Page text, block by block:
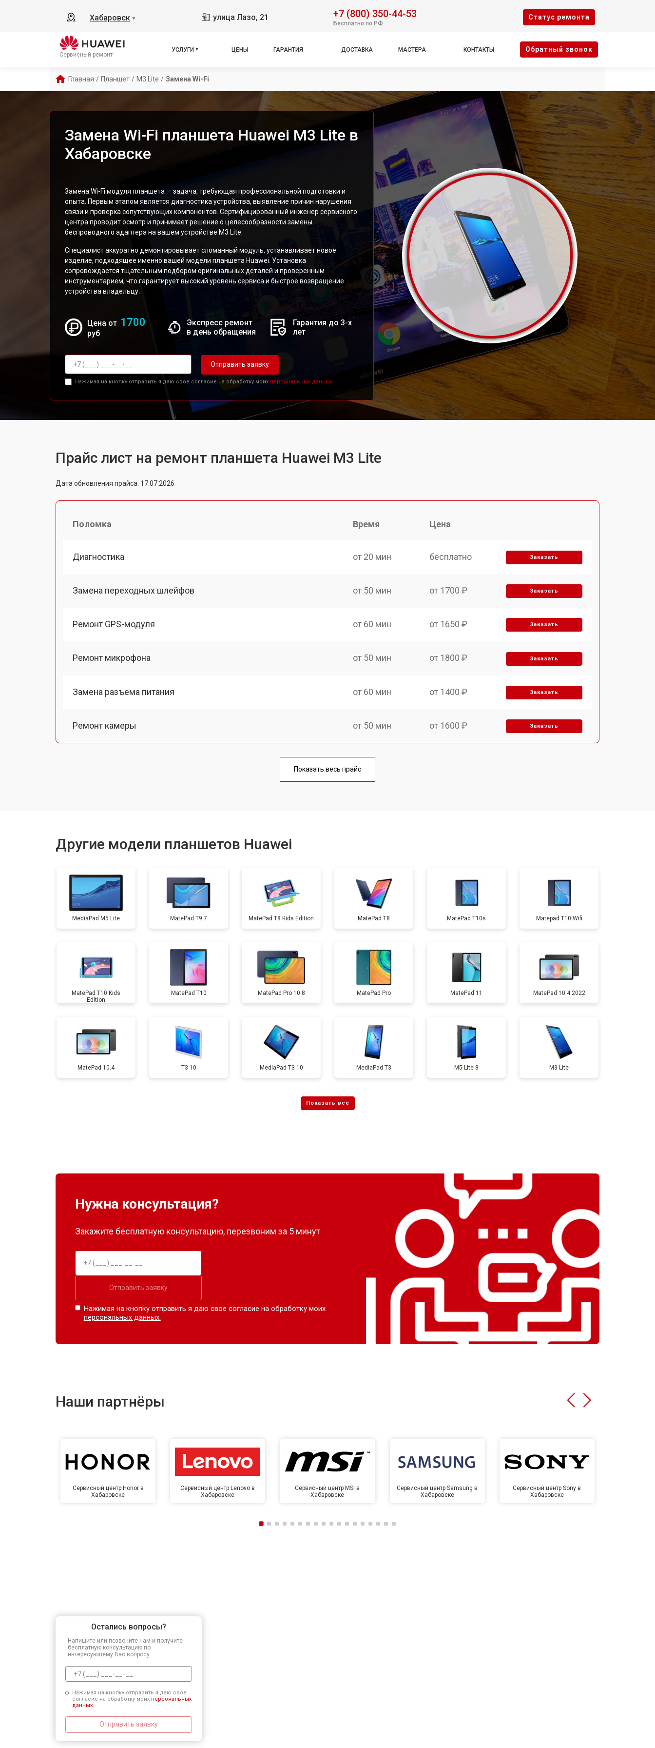
Хабаровск ▼ улица Лазо, 21 +7 (800) 350-44-53
Бесплатно по РФ
Cтатус ремонта
Сервисный ремонт
УСЛУГИ ЦЕНЫ ГАРАНТИЯ ДОСТАВКА МАСТЕРА КОНТАКТЫ Oбратный звонок
Главная / Планшет / M3 Lite / Замена Wi-Fi
Замена Wi-Fi планшета Huawei M3 Lite в
Хабаровске
Замена Wi-Fi модуля планшета — задача, требующая профессиональной подготовки и
опыта. Первым этапом является диагностика устройства, выявление причин нарушения
связи и проверка сопутствующих компонентов. Сертифицированный инженер сервисного
центра проводит осмотр и принимает решение о целесообразности замены
беспроводного адаптера на вашем устройстве M3 Lite.
Специалист аккуратно демонтировывает сломанный модуль, устанавливает новое
изделие, подходящее именно вашей модели планшета Huawei. Установка
сопровождается тщательным подбором оригинальных деталей и проверенным
инструментарием, что гарантирует высокий уровень сервиса и быстрое возвращение
устройства владельцу.
Цена от 1700
руб
Экспресс ремонт
в день обращения
Гарантия до 3-х
лет
Отправить заявку
Нажимая на кнопку отправить я даю свое согласие на обработку моих персональных данных.
Прайс лист на ремонт планшета Huawei M3 Lite
Дата обновления прайса: 17.07.2026
Поломка Время Цена
Диагностика от 20 мин бесплатно Заказать
Замена переходных шлейфов от 50 мин от 1700 ₽ Заказать
Ремонт GPS-модуля от 60 мин от 1650 ₽ Заказать
Ремонт микрофона от 50 мин от 1800 ₽ Заказать
Замена разъема питания от 60 мин от 1400 ₽ Заказать
Ремонт камеры от 50 мин от 1600 ₽ Заказать
от 70 мин
Замена дисплея (экрана) от 90 мин от 3200 ₽ Заказать
Замена аккумулятора от 50 мин от 1500 ₽ Заказать
Замена материнской платы от 60 мин от 3200 ₽ Заказать
Замена кнопок от 70 мин от 1750 ₽ Заказать
Показать весь прайс
Другие модели планшетов Huawei
MediaPad M5 Lite MatePad T9.7 MatePad T8 Kids Edition MatePad T8 MatePad T10s Matepad T10 Wifi
MatePad T10 Kids
Edition
MatePad T10 MatePad Pro 10.8 MatePad Pro MatePad 11 MatePad 10.4 2022
MatePad 10.4 T3 10 MediaPad T3 10 MediaPad T3 M5 Lite 8 M3 Lite
Нужна консультация?
Закажите бесплатную консультацию, перезвоним за 5 минут
Отправить заявку
Нажимая на кнопку отправить я даю свое согласие на обработку моих
персональных данных.
Наши партнёры
Сервисный центр Honor в
Хабаровске
Сервисный центр Lenovo в
Хабаровске
Сервисный центр MSI в
Хабаровске
Сервисный центр Samsung в
Хабаровске
Сервисный центр Sony в
Хабаровске
Остались вопросы?
Напишите или позвоните нам и получите
бесплатную консультацию по
интересующему Вас вопросу.
Нажимая на кнопку отправить я даю свое
согласие на обработку моих персональных
данных.
Отправить заявку